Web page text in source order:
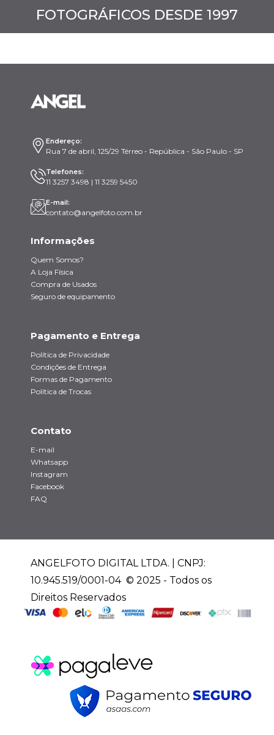
FOTOGRÁFICOS DESDE 1997
Endereço:
Rua 7 de abril, 125/29 Térreo - República - São Paulo - SP
Telefones:
11 3257 3498 | 11 3259 5450
E-mail:
contato@angelfoto.com.br
Informações
Quem Somos?
A Loja Física
Compra de Usados
Seguro de equipamento
Pagamento e Entrega
Política de Privacidade
Condições de Entrega
Formas de Pagamento
Política de Trocas
Contato
E-mail
Whatsapp
Instagram
Facebook
FAQ
ANGELFOTO DIGITAL LTDA. | CNPJ:
10.945.519/0001-04 © 2025 - Todos os
Direitos Reservados